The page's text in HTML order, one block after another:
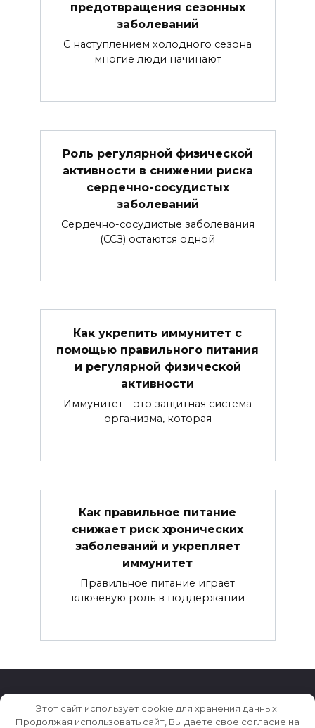
предотвращения сезонных
заболеваний
С наступлением холодного сезона
многие люди начинают
Роль регулярной физической
активности в снижении риска
сердечно-сосудистых
заболеваний
Сердечно-сосудистые заболевания
(ССЗ) остаются одной
Как укрепить иммунитет с
помощью правильного питания
и регулярной физической
активности
Иммунитет – это защитная система
организма, которая
Как правильное питание
снижает риск хронических
заболеваний и укрепляет
иммунитет
Правильное питание играет
ключевую роль в поддержании
© 2026 Здоровье
Этот сайт использует cookie для хранения данных.
Продолжая использовать сайт, Вы даете свое согласие на